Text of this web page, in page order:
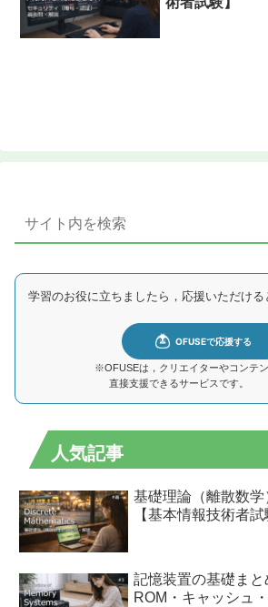
学習のお役に立ちましたら，応援いただける
※OFUSEは，クリエイターやコンテ
直接支援できるサービスです。
人気記事
基礎理論（離散数
【基本情報技術者試
記憶装置の基礎まと
ROM・キャッシュ